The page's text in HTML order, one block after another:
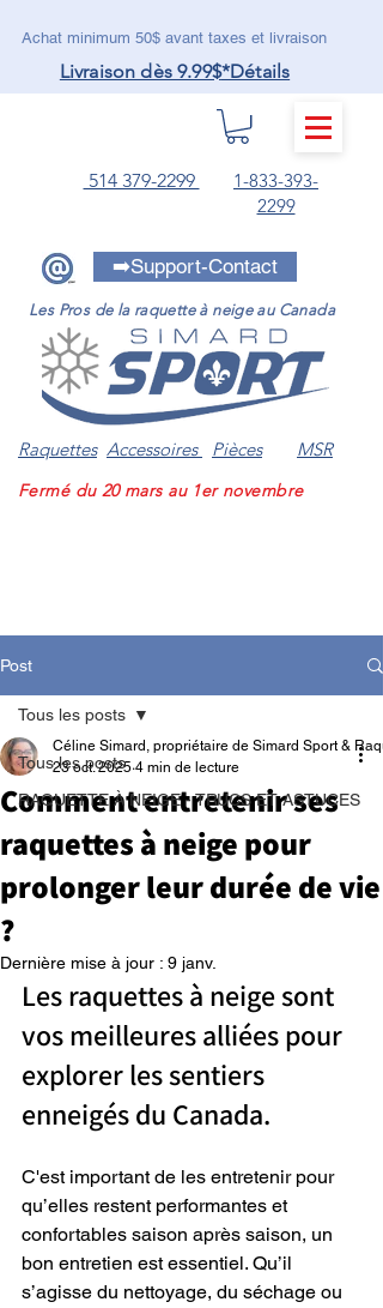
Achat minimum 50$ avant taxes et livraison
Livraison dès 9.99$*Détails
514 379-2299
MENU
1-833-393-
2299
➡️Support-Contact
Les Pros de la raquette à neige au Canada
Raquettes Accessoires Pièces MSR
Fermé du 20 mars au 1er novembre
Post
Tous les posts
RAQUETTE À NEIGE - TRUCS ET ASTUCES
Tous les posts
Comment entretenir ses
raquettes à neige pour
prolonger leur durée de vie
?
Céline Simard, propriétaire de Simard Sport &
23 oct. 2025 4 min de lecture
Dernière mise à jour : 9 janv.
Les raquettes à neige sont
vos meilleures alliées pour
explorer les sentiers
enneigés du Canada.
C'est important de les entretenir pour
qu’elles restent performantes et
confortables saison après saison, un
bon entretien est essentiel. Qu’il
s’agisse du nettoyage, du séchage ou